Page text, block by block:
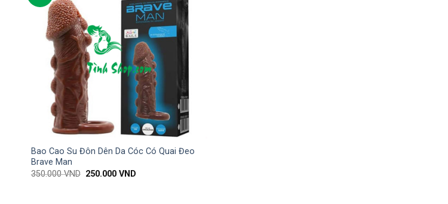
Bao Cao Su Đôn Dên Da Cóc Có Quai Đeo
Brave Man
350.000VND 250.000VND